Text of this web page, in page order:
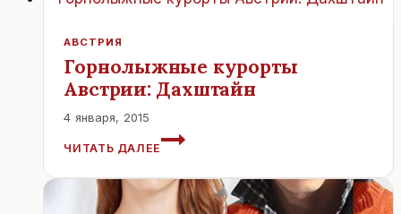
АВСТРИЯ
Горнолыжные курорты
Австрии: Дахштайн
4 января, 2015
ЧИТАТЬ ДАЛЕЕ
ГОРНОЛЫЖНЫЕ
ДАХШТАЙН